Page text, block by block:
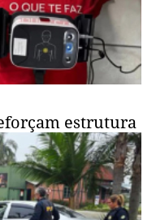
estrutura